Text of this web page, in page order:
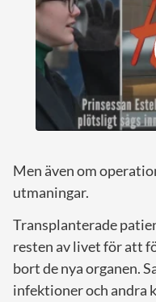
Men även om
utmaningar.
Transplanterade
resten av livet för att
bort de nya organen.
infektioner och andra